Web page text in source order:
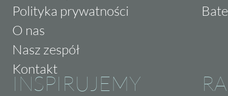
Polityka prywatności
O nas
Nasz zespół
Kontakt
INSPIRUJEMY